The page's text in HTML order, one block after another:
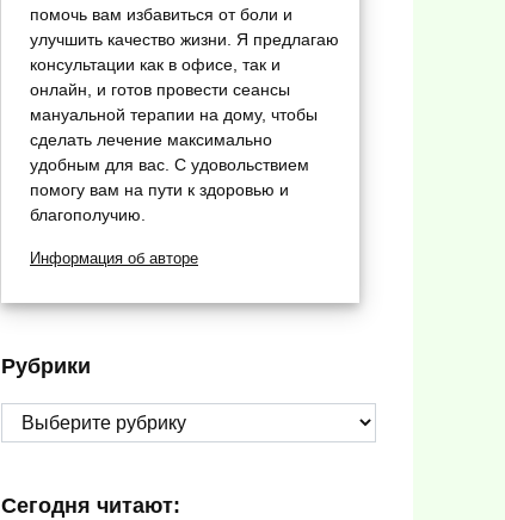
помочь вам избавиться от боли и
улучшить качество жизни. Я предлагаю
консультации как в офисе, так и
онлайн, и готов провести сеансы
мануальной терапии на дому, чтобы
сделать лечение максимально
удобным для вас. С удовольствием
помогу вам на пути к здоровью и
благополучию.
Информация об авторе
Рубрики
Рубрики
Сегодня читают: